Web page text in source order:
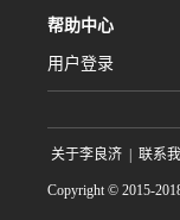
帮助中心
用户登录
关于李良济 | 联系我
Copyright © 2015-